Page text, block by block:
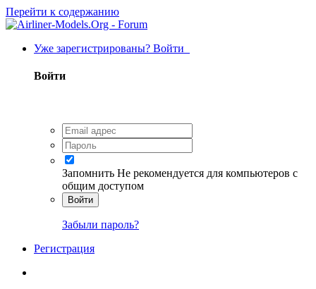
Перейти к содержанию
Уже зарегистрированы? Войти
Войти
Запомнить Не рекомендуется для компьютеров с
общим доступом
Войти
Забыли пароль?
Регистрация